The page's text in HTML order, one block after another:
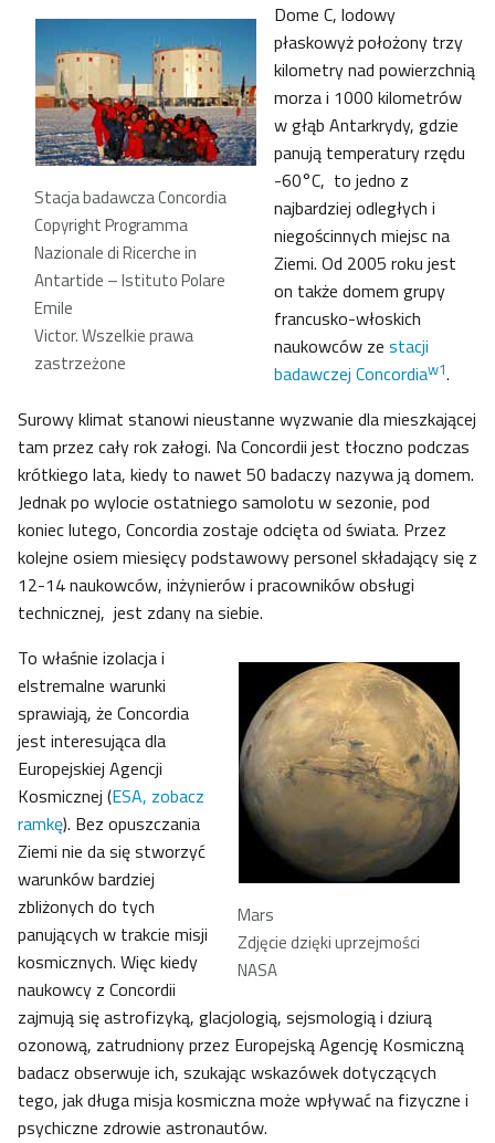
Stacja badawcza Concordia
Copyright Programma
Nazionale di Ricerche in
Antartide – Istituto Polare
Emile
Victor. Wszelkie prawa
zastrzeżone
Dome C, lodowy
płaskowyż położony trzy
kilometry nad powierzchnią
morza i 1000 kilometrów
w głąb Antarkrydy, gdzie
panują temperatury rzędu
-60°C, to jedno z
najbardziej odległych i
niegościnnych miejsc na
Ziemi. Od 2005 roku jest
on także domem grupy
francusko-włoskich
naukowców ze stacji
badawczej Concordiaw1.
Surowy klimat stanowi nieustanne wyzwanie dla mieszkającej
tam przez cały rok załogi. Na Concordii jest tłoczno podczas
krótkiego lata, kiedy to nawet 50 badaczy nazywa ją domem.
Jednak po wylocie ostatniego samolotu w sezonie, pod
koniec lutego, Concordia zostaje odcięta od świata. Przez
kolejne osiem miesięcy podstawowy personel składający się z
12-14 naukowców, inżynierów i pracowników obsługi
technicznej, jest zdany na siebie.
Mars
Zdjęcie dzięki uprzejmości
NASA
To właśnie izolacja i
elstremalne warunki
sprawiają, że Concordia
jest interesująca dla
Europejskiej Agencji
Kosmicznej (ESA, zobacz
ramkę). Bez opuszczania
Ziemi nie da się stworzyć
warunków bardziej
zbliżonych do tych
panujących w trakcie misji
kosmicznych. Więc kiedy
naukowcy z Concordii
zajmują się astrofizyką, glacjologią, sejsmologią i dziurą
ozonową, zatrudniony przez Europejską Agencję Kosmiczną
badacz obserwuje ich, szukając wskazówek dotyczących
tego, jak długa misja kosmiczna może wpływać na fizyczne i
psychiczne zdrowie astronautów.